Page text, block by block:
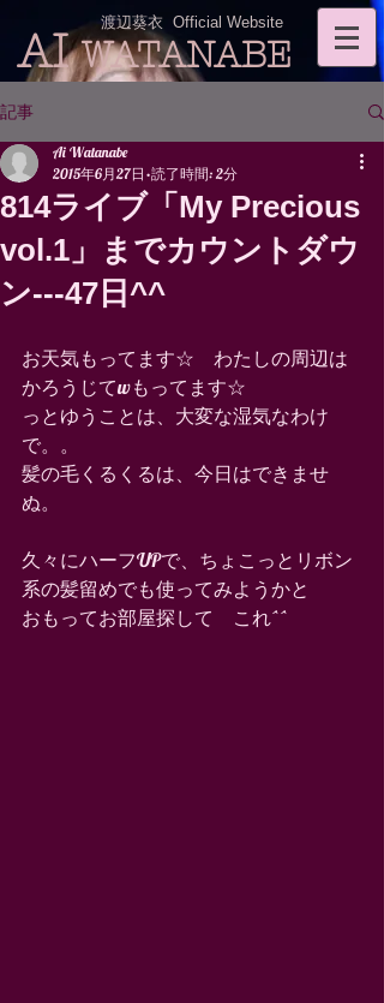
AI WATANABE
渡辺葵衣 Official Website
記事
814ライブ「My Precious
vol.1」までカウントダウ
ン---47日^^
Ai Watanabe
2015年6月27日 読了時間: 2分
お天気もってます☆　わたしの周辺は
かろうじてwもってます☆
っとゆうことは、大変な湿気なわけ
で。。
髪の毛くるくるは、今日はできませ
ぬ。
久々にハーフUPで、ちょこっとリボン
系の髪留めでも使ってみようかと
おもってお部屋探して　これ^^